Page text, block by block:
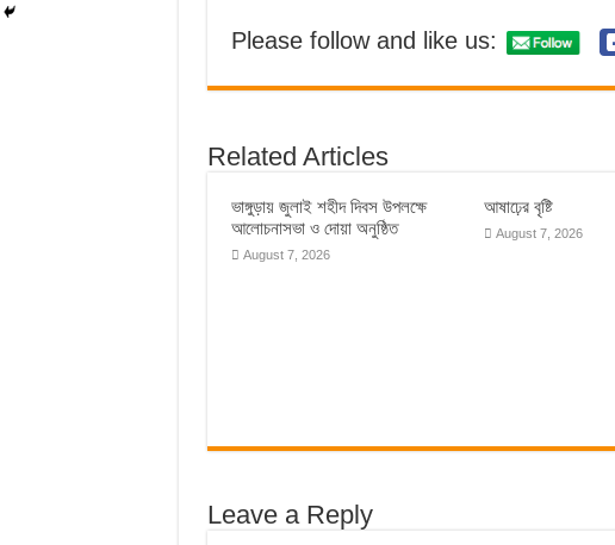
Please follow and like us:
Related Articles
ভাঙ্গুড়ায় জুলাই শহীদ দিবস উপলক্ষে
আলোচনাসভা ও দোয়া অনুষ্ঠিত
August 7, 2026
আষাঢ়ের বৃষ্টি
August 7, 2026
Leave a Reply